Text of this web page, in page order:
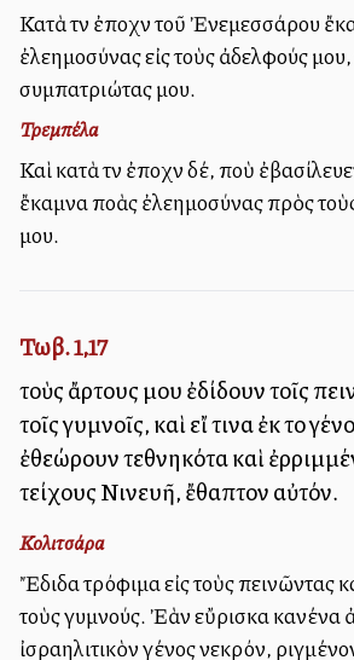
Κατὰ τὴν ἐποχὴν τοῦ Ἐνεμεσσάρου
ἐλεημοσύνας εἰς τοὺς ἀδελφούς
συμπατριώτας μου.
Τρεμπέλα
Καὶ κατὰ τὴν ἐποχὴν δέ, ποὺ
ἔκαμνα πολλὰς ἐλεημοσύνας πρὸς
μου.
Τωβ. 1,17
τοὺς ἄρτους μου ἐδίδουν τοῖς
τοῖς γυμνοῖς, καὶ εἴ τινα ἐκ τοῦ
ἐθεώρουν τεθνηκότα καὶ
τείχους Νινευῆ, ἔθαπτον αὐτόν.
Κολιτσάρα
Ἔδιδα τρόφιμα εἰς τοὺς πεινῶντας
τοὺς γυμνούς. Ἐὰν εὔρισκα κανένα
ἰσραηλιτικὸν γένος νεκρόν,